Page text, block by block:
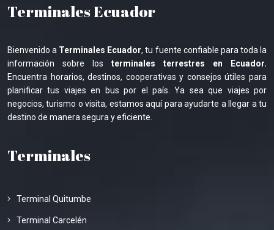
Terminales Ecuador
Bienvenido a Terminales Ecuador, tu fuente confiable para toda la
información sobre los terminales terrestres en Ecuador.
Encuentra horarios, destinos, cooperativas y consejos útiles para
planificar tus viajes en bus por el país. Ya sea que viajes por
negocios, turismo o visita, estamos aquí para ayudarte a llegar a tu
destino de manera segura y eficiente.
Terminales
Terminal Quitumbe
Terminal Carcelén